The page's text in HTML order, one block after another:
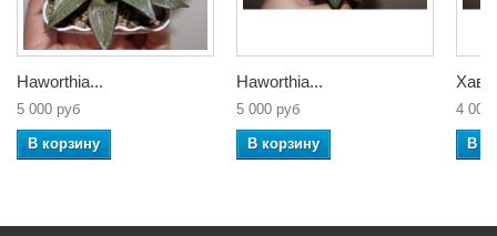
Haworthia...
5 000 руб
В корзину
Haworthia...
5 000 руб
В корзину
4 000
В